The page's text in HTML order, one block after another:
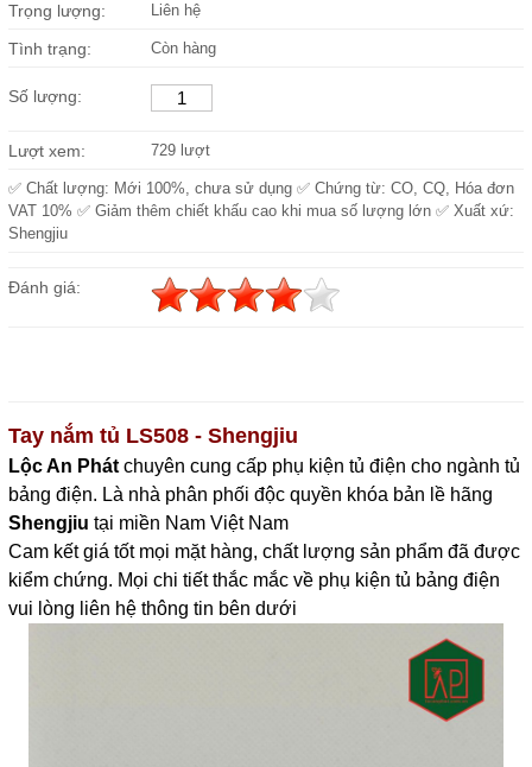
Trọng lượng: Liên hệ
Tình trạng: Còn hàng
Số lượng:
Lượt xem: 729 lượt
✅ Chất lượng: Mới 100%, chưa sử dụng ✅ Chứng từ: CO, CQ, Hóa đơn
VAT 10% ✅ Giảm thêm chiết khấu cao khi mua số lượng lớn ✅ Xuất xứ:
Shengjiu
Đánh giá:
Tay nắm tủ LS508 - Shengjiu
Lộc An Phátchuyên cung cấp phụ kiện tủ điện cho ngành tủ
bảng điện. Là nhà phân phối độc quyền khóa bản lề hãng
Shengjiu tại miền Nam Việt Nam
Cam kết giá tốt mọi mặt hàng, chất lượng sản phẩm đã được
kiểm chứng. Mọi chi tiết thắc mắc về phụ kiện tủ bảng điện
vui lòng liên hệ thông tin bên dưới